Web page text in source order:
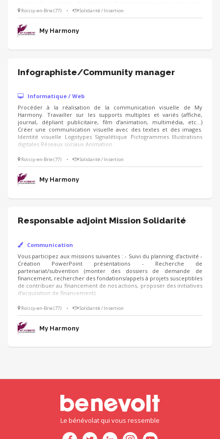
association. Missions principales : Assurer le suivi des recettes et des
dépenses de l’association. Veiller à la bonne tenue des comptes.
Participer à l’élaboration et au suivi du budget prévisionnel.
Roissy-en-Brie (77) • Solidarité / Insertion
My Harmony
Infographiste/Community manager
Informatique / Web
Procéder à la réalisation de la communication visuelle de My
Harmony. Travailler sur les supports multiples et variés (affiche,
journal, dépliant publicitaire, film d’animation, multimédia, etc...)
Créer une communication visuelle avec des textes et des images.
Identité visuelle Logotypes Signalétique Pictogrammes Illustrations
digitales Réseaux sociaux Animation
Roissy-en-Brie (77) • Solidarité / Insertion
My Harmony
Responsable adjoint Mission Solidarité
Communication
Vous participez aux missions suivantes : - Suivi du planning d’activité -
Création PowerPoint présentations - Recherche de
partenariat/subvention (monter des dossiers de demande de
financement, rechercher des fondations/appels à projets susceptibles
de contribuer au financement de nos actions, proposer des initiatives
d’acquisition de financement).
Roissy-en-Brie (77) • Solidarité / Insertion
My Harmony
Le bénévolat qui vous ressemble